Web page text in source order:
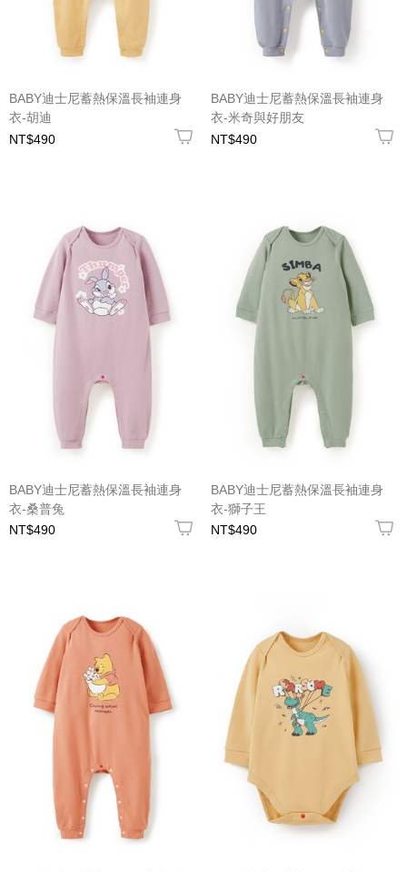
BABY迪士尼蓄熱保溫長袖連身
衣-胡迪
NT$490
BABY迪士尼蓄熱保溫長袖連身
衣-米奇與好朋友
NT$490
BABY迪士尼蓄熱保溫長袖連身
衣-桑普兔
NT$490
BABY迪士尼蓄熱保溫長袖連身
衣-獅子王
NT$490